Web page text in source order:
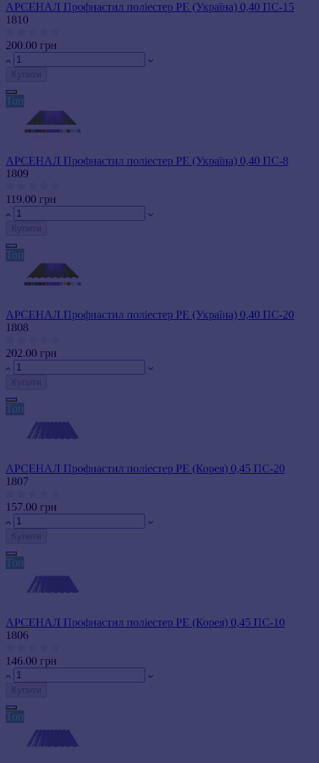
АРСЕНАЛ Профнастил поліестер РЕ (Україна) 0,40 ПС-15
1810
200.00 грн
Топ
АРСЕНАЛ Профнастил поліестер РЕ (Україна) 0,40 ПС-8
1809
119.00 грн
Топ
АРСЕНАЛ Профнастил поліестер РЕ (Україна) 0,40 ПС-20
1808
202.00 грн
Топ
АРСЕНАЛ Профнастил поліестер РЕ (Корея) 0,45 ПС-20
1807
157.00 грн
Топ
АРСЕНАЛ Профнастил поліестер РЕ (Корея) 0,45 ПС-10
1806
146.00 грн
Топ